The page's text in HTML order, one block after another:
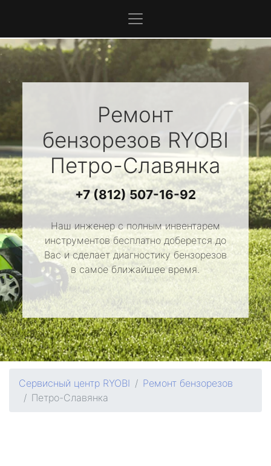
Ремонт
бензорезов RYOBI
Петро-Славянка
+7 (812) 507-16-92
Наш инженер с полным инвентарем
инструментов бесплатно доберется до
Вас и сделает диагностику бензорезов
в самое ближайшее время.
Сервисный центр RYOBI
Ремонт бензорезов
Петро-Славянка